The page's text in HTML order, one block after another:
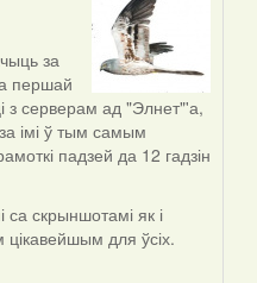
за
першай
з серверам ад "Элнет"'а,
імі ў тым самым
падзей да 12 гадзін
скрыншотамі як і
цікавейшым для ўсіх.